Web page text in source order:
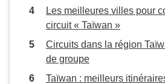
Les meilleures villes pour
circuit « Taïwan »
Circuits dans la région
de groupe
Taïwan : meilleurs